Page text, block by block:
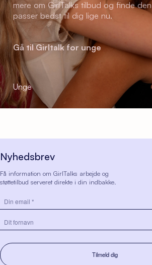
mere om GirlTalks tilbud og finde
passer bedst til dig lige nu.
Gå til Girltalk for unge
Unge
Nyhedsbrev
Få information om GirlTalks arbejde og
støttetilbud serveret direkte i din indbakke.